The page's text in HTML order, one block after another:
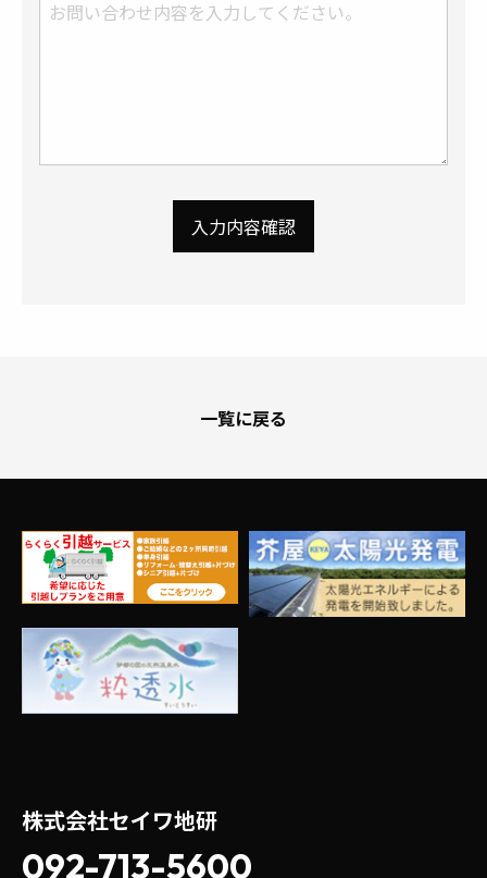
入力内容確認
一覧に戻る
株式会社セイワ地研
092-713-5600